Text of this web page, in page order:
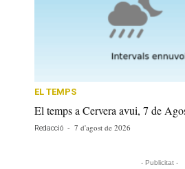
EL TEMPS
El temps a Cervera avui, 7 de
Redacció - 7 d'agost de 2026
- Publicitat -